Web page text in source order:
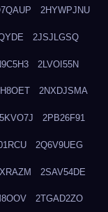
2HYWPJNU
2JSJLGSQ
2LVOI55N
2NXDJSMA
2PB26F91
2Q6V9UEG
2SAV54DE
2TGAD2ZO